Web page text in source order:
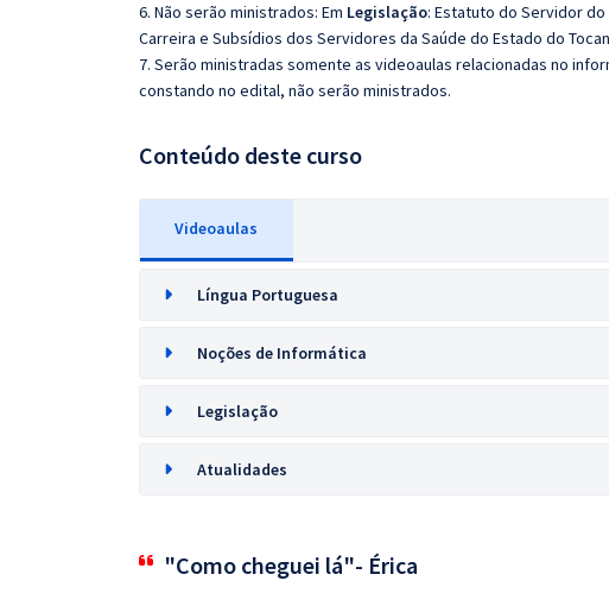
6. Não serão ministrados: Em Legislação: Estatuto do Servidor do
Carreira e Subsídios dos Servidores da Saúde do Estado do
7. Serão ministradas somente as videoaulas relacionadas no
constando no edital, não serão ministrados.
Conteúdo deste curso
Videoaulas
Língua Portuguesa
Noções de Informática
Legislação
Atualidades
"Como cheguei lá"- Érica